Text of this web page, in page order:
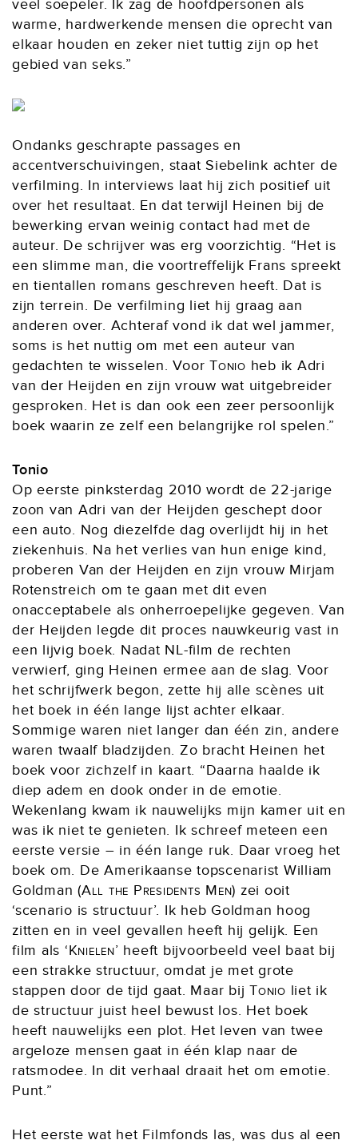
veel soepeler. Ik zag de hoofdpersonen als
warme, hardwerkende mensen die oprecht van
elkaar houden en zeker niet tuttig zijn op het
gebied van seks.”
Ondanks geschrapte passages en
accentverschuivingen, staat Siebelink achter de
verfilming. In interviews laat hij zich positief uit
over het resultaat. En dat terwijl Heinen bij de
bewerking ervan weinig contact had met de
auteur. De schrijver was erg voorzichtig. “Het is
een slimme man, die voortreffelijk Frans spreekt
en tientallen romans geschreven heeft. Dat is
zijn terrein. De verfilming liet hij graag aan
anderen over. Achteraf vond ik dat wel jammer,
soms is het nuttig om met een auteur van
gedachten te wisselen. VoorTonio heb ik Adri
van der Heijden en zijn vrouw wat uitgebreider
gesproken. Het is dan ook een zeer persoonlijk
boek waarin ze zelf een belangrijke rol spelen.”
Tonio
Op eerste pinksterdag 2010 wordt de 22-jarige
zoon van Adri van der Heijden geschept door
een auto. Nog diezelfde dag overlijdt hij in het
ziekenhuis. Na het verlies van hun enige kind,
proberen Van der Heijden en zijn vrouw Mirjam
Rotenstreich om te gaan met dit even
onacceptabele als onherroepelijke gegeven. Van
der Heijden legde dit proces nauwkeurig vast in
een lijvig boek. Nadat NL-film de rechten
verwierf, ging Heinen ermee aan de slag. Voor
het schrijfwerk begon, zette hij alle scènes uit
het boek in één lange lijst achter elkaar.
Sommige waren niet langer dan één zin, andere
waren twaalf bladzijden. Zo bracht Heinen het
boek voor zichzelf in kaart. “Daarna haalde ik
diep adem en dook onder in de emotie.
Wekenlang kwam ik nauwelijks mijn kamer uit en
was ik niet te genieten. Ik schreef meteen een
eerste versie – in één lange ruk. Daar vroeg het
boek om. De Amerikaanse topscenarist William
Goldman (All the Presidents Men) zei ooit
‘scenario is structuur’. Ik heb Goldman hoog
zitten en in veel gevallen heeft hij gelijk. Een
film als ‘Knielen’ heeft bijvoorbeeld veel baat bij
een strakke structuur, omdat je met grote
stappen door de tijd gaat. Maar bijTonio liet ik
de structuur juist heel bewust los. Het boek
heeft nauwelijks een plot. Het leven van twee
argeloze mensen gaat in één klap naar de
ratsmodee. In dit verhaal draait het om emotie.
Punt.”
Het eerste wat het Filmfonds las, was dus al een